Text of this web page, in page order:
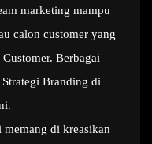
marketing mampu
calon customer yang
Berbagai
Branding di
memang di kreasikan